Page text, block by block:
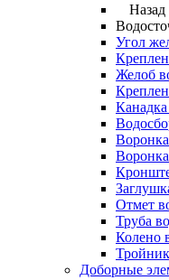
Назад
Угол
Желоб
Отмет
Труба
Колено
Доборные